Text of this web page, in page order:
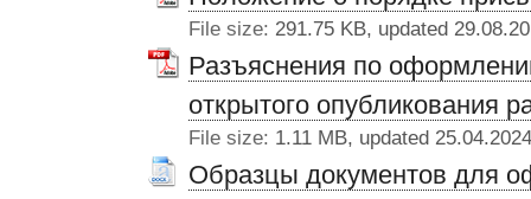
File size: 291.75 KB, updated
Разъяснения по
открытого опубликования
File size: 1.11 MB, updated
Образцы документов для